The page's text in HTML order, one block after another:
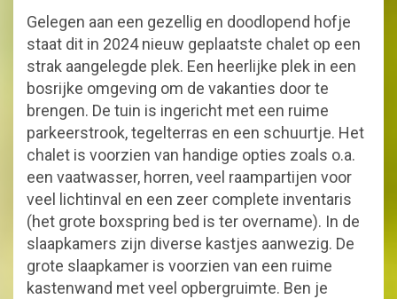
Gelegen aan een gezellig en doodlopend hofje
staat dit in 2024 nieuw geplaatste chalet op een
strak aangelegde plek. Een heerlijke plek in een
bosrijke omgeving om de vakanties door te
brengen. De tuin is ingericht met een ruime
parkeerstrook, tegelterras en een schuurtje. Het
chalet is voorzien van handige opties zoals o.a.
een vaatwasser, horren, veel raampartijen voor
veel lichtinval en een zeer complete inventaris
(het grote boxspring bed is ter overname). In de
slaapkamers zijn diverse kastjes aanwezig. De
grote slaapkamer is voorzien van een ruime
kastenwand met veel opbergruimte. Ben je